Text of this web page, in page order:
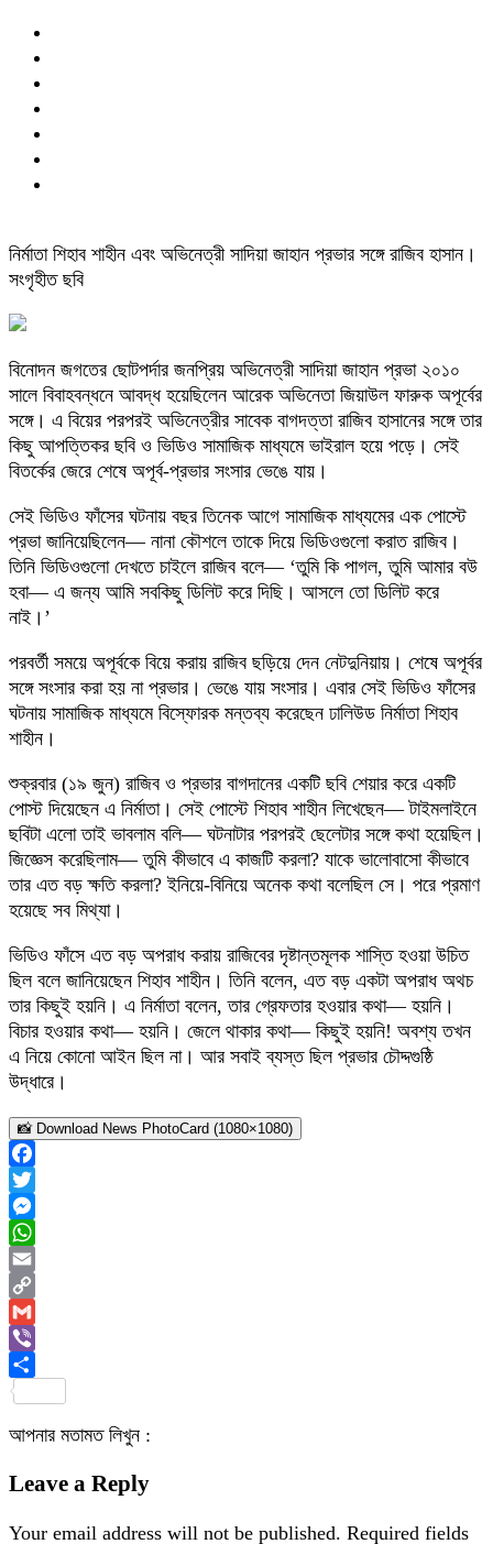
নির্মাতা শিহাব শাহীন এবং অভিনেত্রী সাদিয়া জাহান প্রভার সঙ্গে রাজিব হাসান।
সংগৃহীত ছবি
বিনোদন জগতের ছোটপর্দার জনপ্রিয় অভিনেত্রী সাদিয়া জাহান প্রভা ২০১০
সালে বিবাহবন্ধনে আবদ্ধ হয়েছিলেন আরেক অভিনেতা জিয়াউল ফারুক অপূর্বের
সঙ্গে। এ বিয়ের পরপরই অভিনেত্রীর সাবেক বাগদত্তা রাজিব হাসানের সঙ্গে তার
কিছু আপত্তিকর ছবি ও ভিডিও সামাজিক মাধ্যমে ভাইরাল হয়ে পড়ে। সেই
বিতর্কের জেরে শেষে অপূর্ব-প্রভার সংসার ভেঙে যায়।
সেই ভিডিও ফাঁসের ঘটনায় বছর তিনেক আগে সামাজিক মাধ্যমের এক পোস্টে
প্রভা জানিয়েছিলেন— নানা কৌশলে তাকে দিয়ে ভিডিওগুলো করাত রাজিব।
তিনি ভিডিওগুলো দেখতে চাইলে রাজিব বলে— ‘তুমি কি পাগল, তুমি আমার বউ
হবা— এ জন্য আমি সবকিছু ডিলিট করে দিছি। আসলে তো ডিলিট করে
নাই।’
পরবর্তী সময়ে অপূর্বকে বিয়ে করায় রাজিব ছড়িয়ে দেন নেটদুনিয়ায়। শেষে অপূর্বর
সঙ্গে সংসার করা হয় না প্রভার। ভেঙে যায় সংসার। এবার সেই ভিডিও ফাঁসের
ঘটনায় সামাজিক মাধ্যমে বিস্ফোরক মন্তব্য করেছেন ঢালিউড নির্মাতা শিহাব
শাহীন।
শুক্রবার (১৯ জুন) রাজিব ও প্রভার বাগদানের একটি ছবি শেয়ার করে একটি
পোস্ট দিয়েছেন এ নির্মাতা। সেই পোস্টে শিহাব শাহীন লিখেছেন— টাইমলাইনে
ছবিটা এলো তাই ভাবলাম বলি— ঘটনাটার পরপরই ছেলেটার সঙ্গে কথা হয়েছিল।
জিজ্ঞেস করেছিলাম— তুমি কীভাবে এ কাজটি করলা? যাকে ভালোবাসো কীভাবে
তার এত বড় ক্ষতি করলা? ইনিয়ে-বিনিয়ে অনেক কথা বলেছিল সে। পরে প্রমাণ
হয়েছে সব মিথ্যা।
ভিডিও ফাঁসে এত বড় অপরাধ করায় রাজিবের দৃষ্টান্তমূলক শাস্তি হওয়া উচিত
ছিল বলে জানিয়েছেন শিহাব শাহীন। তিনি বলেন, এত বড় একটা অপরাধ অথচ
তার কিছুই হয়নি। এ নির্মাতা বলেন, তার গ্রেফতার হওয়ার কথা— হয়নি।
বিচার হওয়ার কথা— হয়নি। জেলে থাকার কথা— কিছুই হয়নি! অবশ্য তখন
এ নিয়ে কোনো আইন ছিল না। আর সবাই ব্যস্ত ছিল প্রভার চৌদ্দগুষ্ঠি
উদ্ধারে।
📸 Download News PhotoCard (1080×1080)
Facebook
Twitter
Messenger
WhatsApp
Email
Copy
Link
Gmail
Viber
আপনার মতামত লিখুন :
Leave a Reply
Your email address will not be published. Required fields